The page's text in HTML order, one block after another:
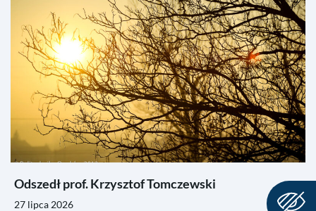
Odszedł prof. Krzysztof Tomczewski
27 lipca 2026